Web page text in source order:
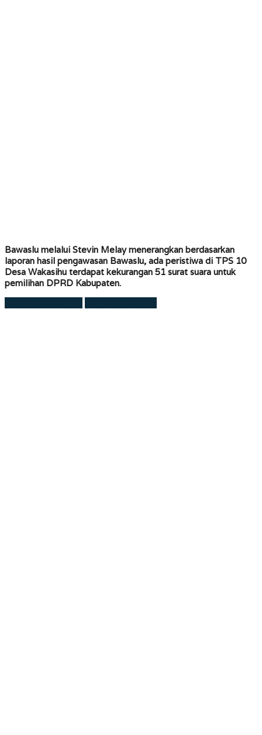
Bawaslu melalui Stevin Melay menerangkan berdasarkan
laporan hasil pengawasan Bawaslu, ada peristiwa di TPS 10
Desa Wakasihu terdapat kekurangan 51 surat suara untuk
pemilihan DPRD Kabupaten.